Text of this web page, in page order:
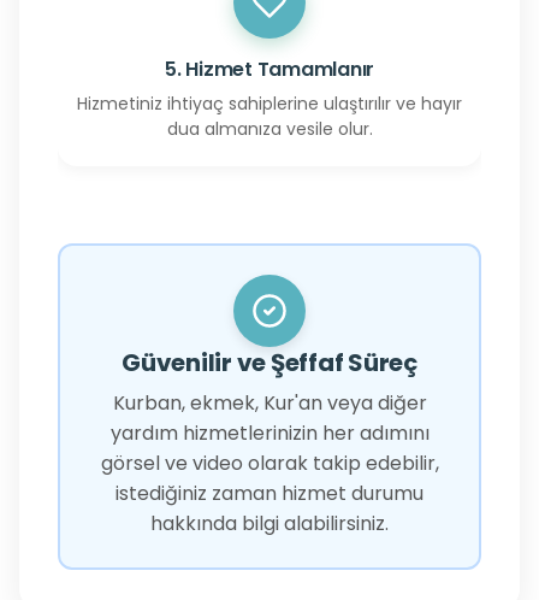
5. Hizmet Tamamlanır
Hizmetiniz ihtiyaç sahiplerine ulaştırılır ve hayır
dua almanıza vesile olur.
Güvenilir ve Şeffaf Süreç
Kurban, ekmek, Kur'an veya diğer
yardım hizmetlerinizin her adımını
görsel ve video olarak takip edebilir,
istediğiniz zaman hizmet durumu
hakkında bilgi alabilirsiniz.